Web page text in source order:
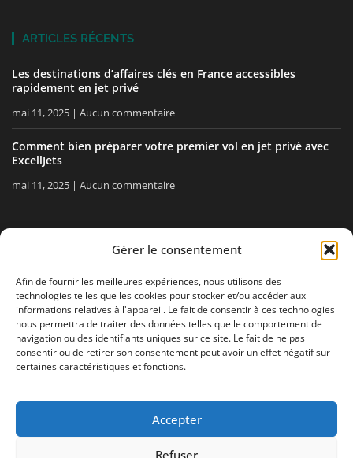
Gérer le consentement
Afin de fournir les meilleures expériences, nous utilisons des
technologies telles que les cookies pour stocker et/ou accéder aux
informations relatives à l'appareil. Le fait de consentir à ces technologies
nous permettra de traiter des données telles que le comportement de
navigation ou des identifiants uniques sur ce site. Le fait de ne pas
consentir ou de retirer son consentement peut avoir un effet négatif sur
certaines caractéristiques et fonctions.
Accepter
Refuser
ARTICLES RÉCENTS
Les destinations d’affaires clés en France accessibles
rapidement en jet privé
mai 11, 2025 Aucun commentaire
Comment bien préparer votre premier vol en jet privé avec
ExcellJets
mai 11, 2025 Aucun commentaire
RESTEZ INFORMÉ
Recevez nos conseils, nos actualités directement dans votre
boîte email.
J'acceptela politique de confidentialité